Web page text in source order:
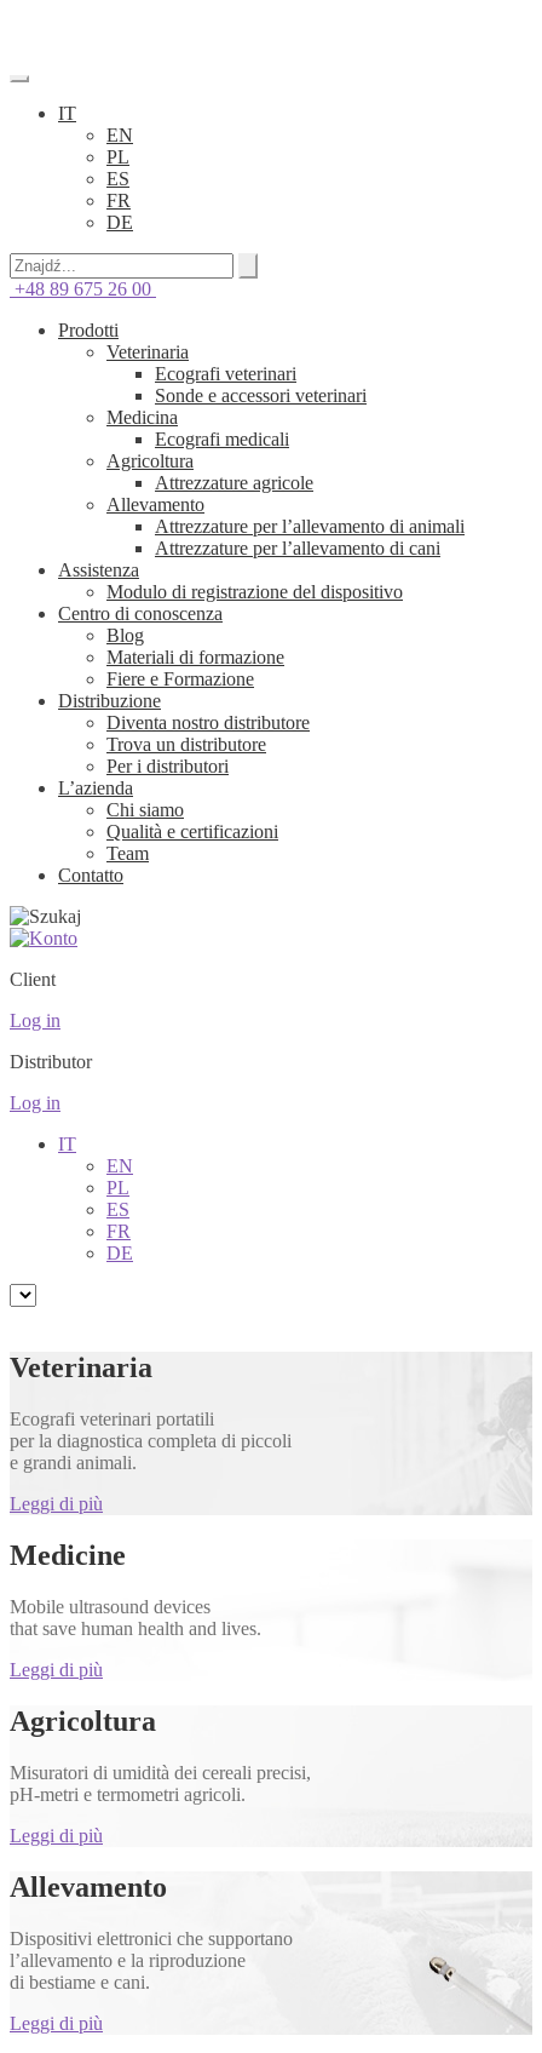
IT
EN
PL
ES
FR
DE
+48 89 675 26 00
Prodotti
Veterinaria
Ecografi veterinari
Sonde e accessori veterinari
Medicina
Ecografi medicali
Agricoltura
Attrezzature agricole
Allevamento
Attrezzature per l’allevamento di animali
Attrezzature per l’allevamento di cani
Assistenza
Modulo di registrazione del dispositivo
Centro di conoscenza
Blog
Materiali di formazione
Fiere e Formazione
Distribuzione
Diventa nostro distributore
Trova un distributore
Per i distributori
L’azienda
Chi siamo
Qualità e certificazioni
Team
Contatto
Client
Log in
Distributor
Log in
IT
EN
PL
ES
FR
DE
Veterinaria
Ecografi veterinari portatili
per la diagnostica completa di piccoli
e grandi animali.
Leggi di più
Medicine
Mobile ultrasound devices
that save human health and lives.
Leggi di più
Agricoltura
Misuratori di umidità dei cereali precisi,
pH-metri e termometri agricoli.
Leggi di più
Allevamento
Dispositivi elettronici che supportano
l’allevamento e la riproduzione
di bestiame e cani.
Leggi di più